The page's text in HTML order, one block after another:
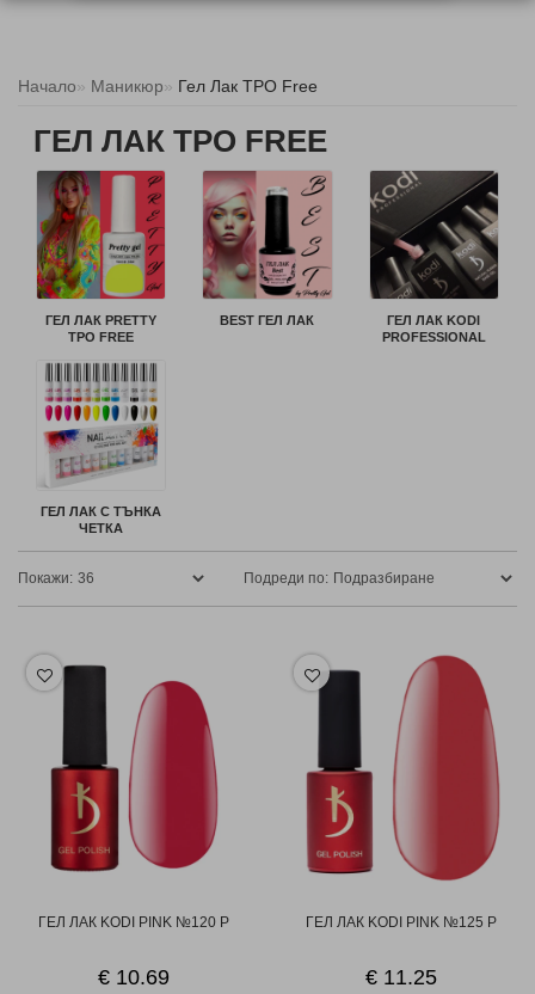
Начало Маникюр Гел Лак TPO Free
ГЕЛ ЛАК TPO FREE
ГЕЛ ЛАК PRETTY
TPO FREE
BEST ГЕЛ ЛАК
ГЕЛ ЛАК KODI
PROFESSIONAL
ГЕЛ ЛАК С ТЪНКА
ЧЕТКА
Подреди по:
Покажи:
ГЕЛ ЛАК KODI PINK №120 P
€ 10.69
ГЕЛ ЛАК KODI PINK №125 P
€ 11.25